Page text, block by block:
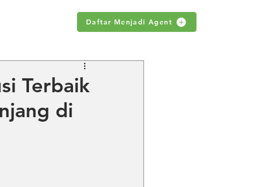
Daftar Menjadi Agent
Terbaik
di